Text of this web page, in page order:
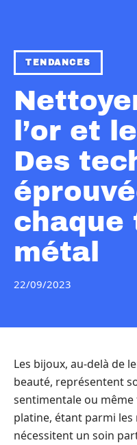
TENDANCES
l’or et
Des
chaque
métal
22/09/2023
Les bijoux, au-delà de
beauté, représentent
sentimentale ou même
platine, étant parmi les
nécessitent un soin